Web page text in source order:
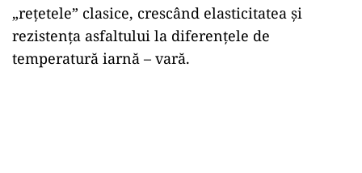
„rețetele” clasice, crescând elasticitatea și
rezistența asfaltului la diferențele de
temperatură iarnă – vară.